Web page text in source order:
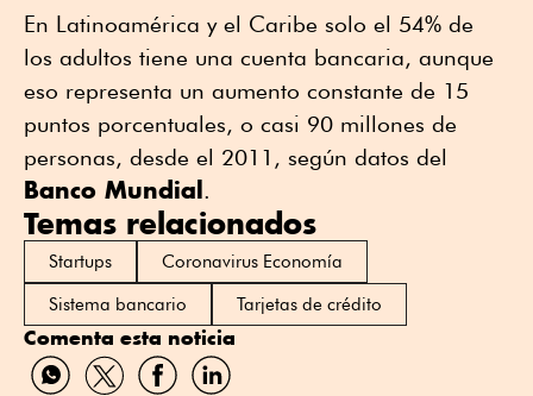
En Latinoamérica y el Caribe solo el 54% de
los adultos tiene una cuenta bancaria, aunque
eso representa un aumento constante de 15
puntos porcentuales, o casi 90 millones de
personas, desde el 2011, según datos del
Banco Mundial.
Temas relacionados
Startups
Coronavirus Economía
Sistema bancario
Tarjetas de crédito
Comenta esta noticia
CompartirCompartirCompartirCompartir